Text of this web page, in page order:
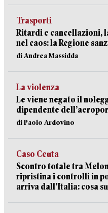
Trasporti
Ritardi e cancellazioni,
nel caos: la Regione
di Andrea Massidda
La violenza
Le viene negato il
dipendente
di Paolo Ardovino
Caso Ceuta
Scontro totale tra
ripristina i controlli in
arriva dall’Italia: cosa